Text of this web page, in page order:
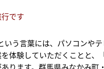
です
う言葉には、パソコンやテ
体験していただくことと、
ります。群馬県みなかみ町